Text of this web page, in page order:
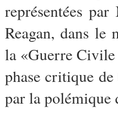
représentées
Reagan, dans le
la «Guerre
phase critique
par la polémique